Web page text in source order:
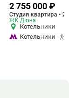
2 755 000 ₽
Студия квартира •
ЖК Дюна
Котельники
Котельники